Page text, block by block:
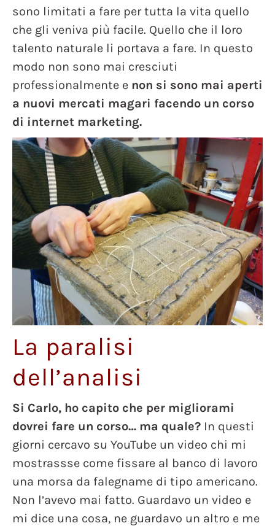
sono limitati a fare per tutta la vita quello
che gli veniva più facile. Quello che il loro
talento naturale li portava a fare. In questo
modo non sono mai cresciuti
professionalmente e non si sono mai aperti
a nuovi mercati magari facendo un corso
di internet marketing.
La paralisi
dell’analisi
Si Carlo, ho capito che per migliorami
dovrei fare un corso… ma quale? In questi
giorni cercavo su YouTube un video chi mi
mostrassse come fissare al banco di lavoro
una morsa da falegname di tipo americano.
Non l’avevo mai fatto. Guardavo un video e
mi dice una cosa, ne guardavo un altro e me